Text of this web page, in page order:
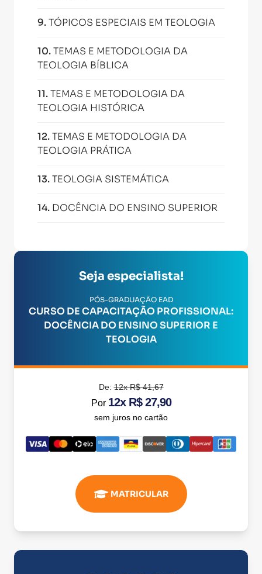
9.TÓPICOS ESPECIAIS EM TEOLOGIA
10.TEMAS E METODOLOGIA DA
TEOLOGIA BÍBLICA
11.TEMAS E METODOLOGIA DA
TEOLOGIA HISTÓRICA
12.TEMAS E METODOLOGIA DA
TEOLOGIA PRÁTICA
13.TEOLOGIA SISTEMÁTICA
14. DOCÊNCIA DO ENSINO SUPERIOR
Seja especialista!
PÓS-GRADUAÇÃO EAD
CURSO DE CAPACITAÇÃO PROFISSIONAL:
DOCÊNCIA DO ENSINO SUPERIOR E
TEOLOGIA
De:12x R$ 41,67
Por 12x R$ 27,90
sem juros no cartão
MATRICULAR